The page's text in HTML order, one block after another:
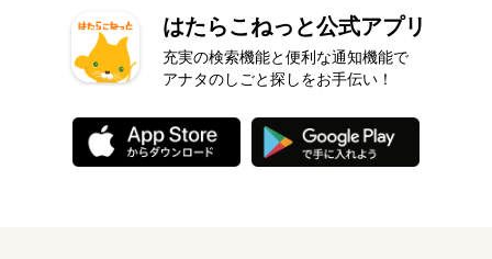
はたらこねっと公式アプリ
充実の検索機能と便利な通知機能で
アナタのしごと探しをお手伝い！